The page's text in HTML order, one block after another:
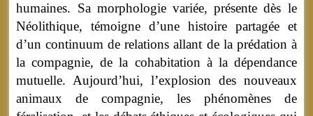
humaines. Sa morphologie variée, présente dès le
Néolithique, témoigne d’une histoire partagée et
d’un continuum de relations allant de la prédation à
la compagnie, de la cohabitation à la dépendance
mutuelle. Aujourd’hui, l’explosion des nouveaux
animaux de compagnie, les phénomènes de